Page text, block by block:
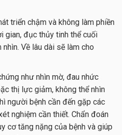
triển chậm và không làm phiền
gian, đục thủy tinh thể cuối
Về lâu dài sẽ làm cho
như nhìn mờ, đau nhức
thị lực giảm, không thể nhìn
người bệnh cần đến gặp các
nghiệm cần thiết. Chẩn đoán
cơ tăng nặng của bệnh và giúp